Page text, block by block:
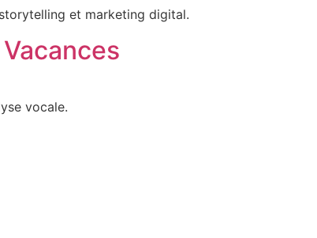
et marketing digital.
vocale.